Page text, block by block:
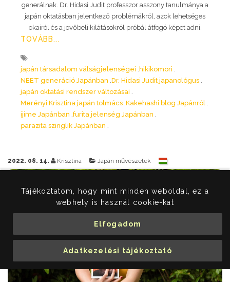
Tájékoztatom, hogy mint minden weboldal, ez a
webhely is használ cookie-kat
Elfogadom
Adatkezelési tájékoztató
generálnak. Dr. Hidasi Judit professzor asszony tanulmánya a
japán oktatásban jelentkező problémákról, azok lehetséges
okairól és a jövőbeli kilátásokról próbál átfogó képet adni.
TOVÁBB...
japán társadalom válságjelenségei hikikomori
NEET generáció Japánban Dr. Hidasi Judit japanológus
japán oktatási rendszer változásai
Merényi Krisztina japán tolmács Kakehashi blog Japánról
ijime Japánban furita jelenség Japánban
parazita szinglik Japánban
2022. 08. 14. Krisztina Japán művészetek